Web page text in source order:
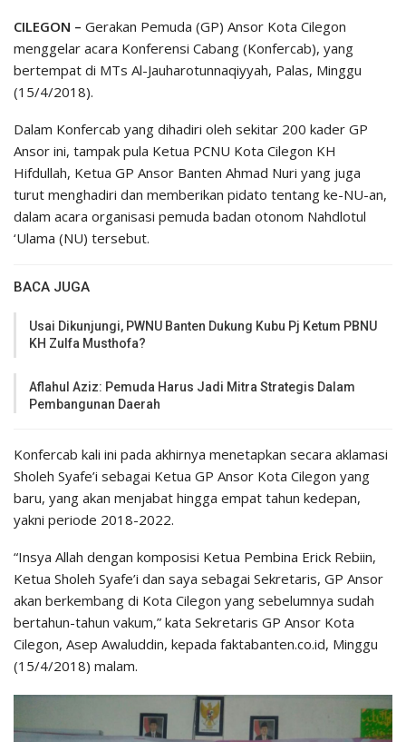
CILEGON – Gerakan Pemuda (GP) Ansor Kota Cilegon
menggelar acara Konferensi Cabang (Konfercab), yang
bertempat di MTs Al-Jauharotunnaqiyyah, Palas, Minggu
(15/4/2018).
Dalam Konfercab yang dihadiri oleh sekitar 200 kader GP
Ansor ini, tampak pula Ketua PCNU Kota Cilegon KH
Hifdullah, Ketua GP Ansor Banten Ahmad Nuri yang juga
turut menghadiri dan memberikan pidato tentang ke-NU-an,
dalam acara organisasi pemuda badan otonom Nahdlotul
‘Ulama (NU) tersebut.
BACA JUGA
Usai Dikunjungi, PWNU Banten Dukung Kubu Pj Ketum PBNU
KH Zulfa Musthofa?
Aflahul Aziz: Pemuda Harus Jadi Mitra Strategis Dalam
Pembangunan Daerah
Konfercab kali ini pada akhirnya menetapkan secara aklamasi
Sholeh Syafe’i sebagai Ketua GP Ansor Kota Cilegon yang
baru, yang akan menjabat hingga empat tahun kedepan,
yakni periode 2018-2022.
“Insya Allah dengan komposisi Ketua Pembina Erick Rebiin,
Ketua Sholeh Syafe’i dan saya sebagai Sekretaris, GP Ansor
akan berkembang di Kota Cilegon yang sebelumnya sudah
bertahun-tahun vakum,” kata Sekretaris GP Ansor Kota
Cilegon, Asep Awaluddin, kepada faktabanten.co.id, Minggu
(15/4/2018) malam.